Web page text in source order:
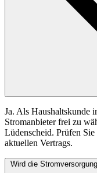
Ja. Als Haushaltskunde
Stromanbieter frei zu
Lüdenscheid. Prüfen
aktuellen Vertrags.
Wird die